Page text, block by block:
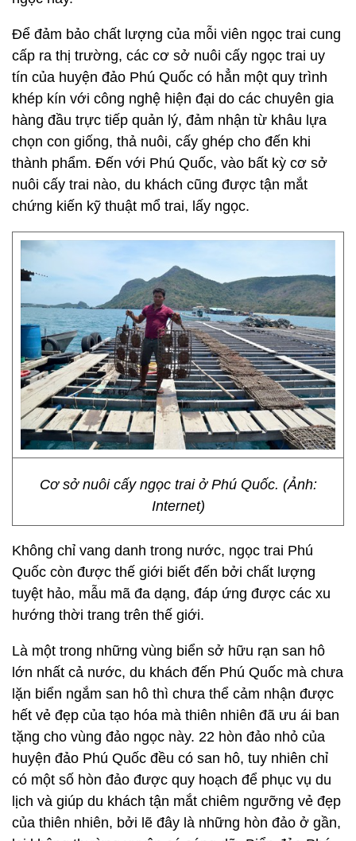
Để đảm bảo chất lượng của mỗi viên ngọc trai cung
cấp ra thị trường, các cơ sở nuôi cấy ngọc trai uy
tín của huyện đảo Phú Quốc có hẳn một quy trình
khép kín với công nghệ hiện đại do các chuyên gia
hàng đầu trực tiếp quản lý, đảm nhận từ khâu lựa
chọn con giống, thả nuôi, cấy ghép cho đến khi
thành phẩm. Đến với Phú Quốc, vào bất kỳ cơ sở
nuôi cấy trai nào, du khách cũng được tận mắt
chứng kiến kỹ thuật mổ trai, lấy ngọc.
Cơ sở nuôi cấy ngọc trai ở Phú Quốc. (Ảnh:
Internet)
Không chỉ vang danh trong nước, ngọc trai Phú
Quốc còn được thế giới biết đến bởi chất lượng
tuyệt hảo, mẫu mã đa dạng, đáp ứng được các xu
hướng thời trang trên thế giới.
Là một trong những vùng biển sở hữu rạn san hô
lớn nhất cả nước, du khách đến Phú Quốc mà chưa
lặn biển ngắm san hô thì chưa thể cảm nhận được
hết vẻ đẹp của tạo hóa mà thiên nhiên đã ưu ái ban
tặng cho vùng đảo ngọc này. 22 hòn đảo nhỏ của
huyện đảo Phú Quốc đều có san hô, tuy nhiên chỉ
có một số hòn đảo được quy hoạch để phục vụ du
lịch và giúp du khách tận mắt chiêm ngưỡng vẻ đẹp
của thiên nhiên, bởi lẽ đây là những hòn đảo ở gần,